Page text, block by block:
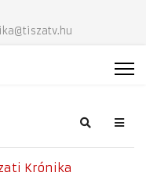
Search
Krónika